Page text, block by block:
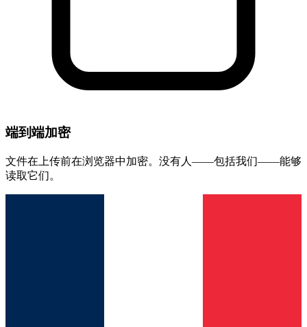
端到端加密
文件在上传前在浏览器中加密。没有人——包括我们——能够
读取它们。